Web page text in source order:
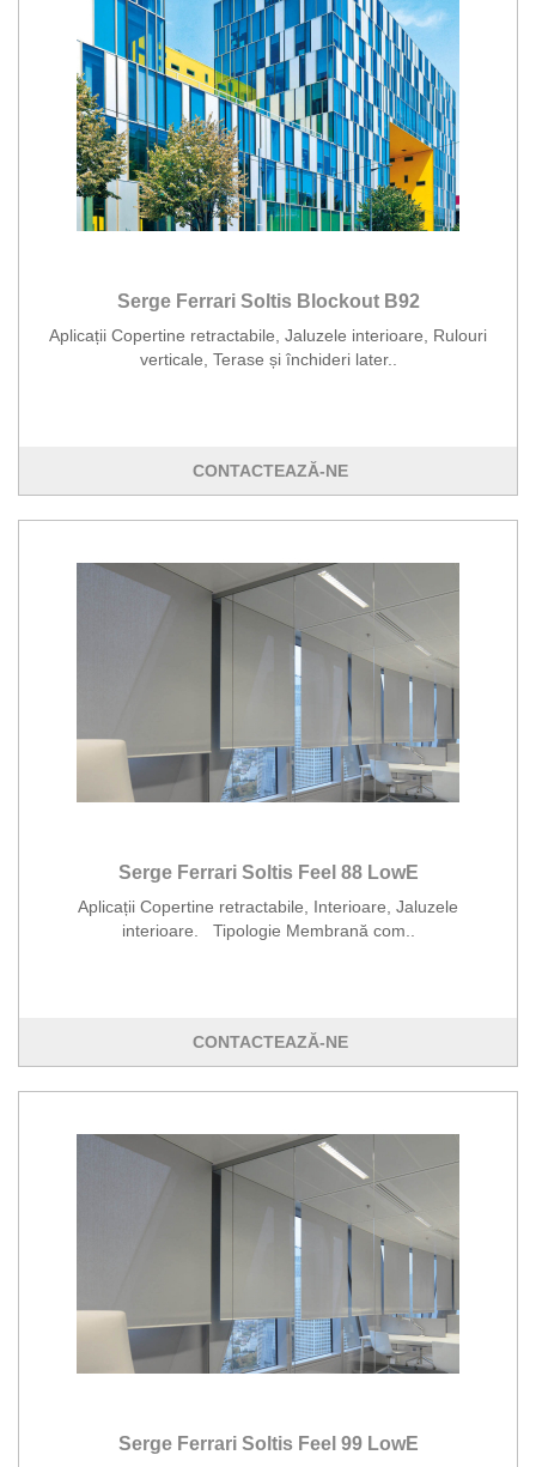
Serge Ferrari Soltis Blockout B92
Aplicații Copertine retractabile, Jaluzele interioare, Rulouri
verticale, Terase și închideri later..
CONTACTEAZĂ-NE
Serge Ferrari Soltis Feel 88 LowE
Aplicații Copertine retractabile, Interioare, Jaluzele
interioare. Tipologie Membrană com..
CONTACTEAZĂ-NE
Serge Ferrari Soltis Feel 99 LowE